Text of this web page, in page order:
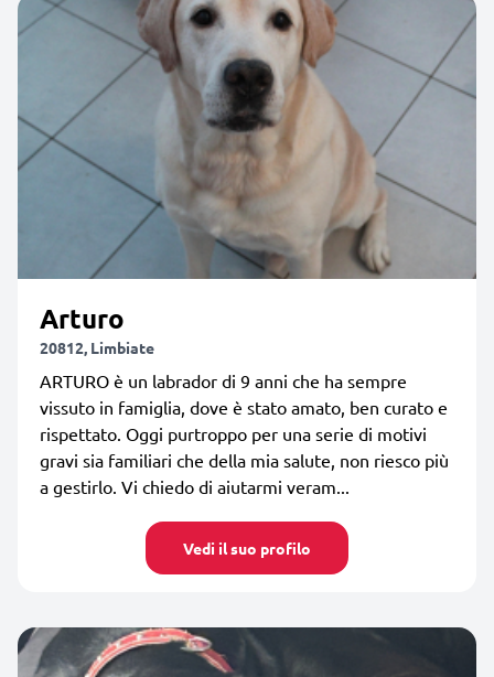
Arturo
20812, Limbiate
ARTURO è un labrador di 9 anni che ha sempre
vissuto in famiglia, dove è stato amato, ben curato e
rispettato. Oggi purtroppo per una serie di motivi
gravi sia familiari che della mia salute, non riesco più
a gestirlo. Vi chiedo di aiutarmi veram...
Vedi il suo profilo